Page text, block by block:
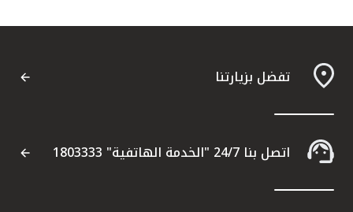
تفضل بزيارتنا
اتصل بنا 24/7 "الخدمة الهاتفية" 1803333